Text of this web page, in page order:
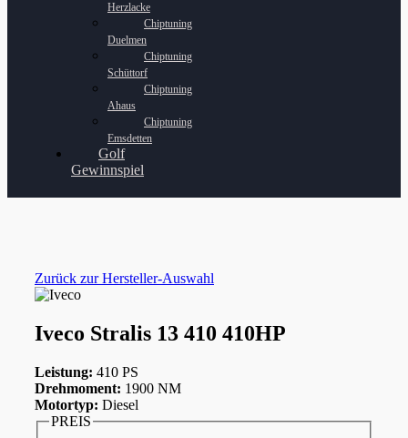
Herzlacke
Chiptuning
Duelmen
Chiptuning
Schüttorf
Chiptuning
Ahaus
Chiptuning
Emsdetten
Golf
Gewinnspiel
Zurück zur Hersteller-Auswahl
Iveco Stralis 13 410 410HP
Leistung: 410 PS
Drehmoment: 1900 NM
Motortyp: Diesel
PREIS